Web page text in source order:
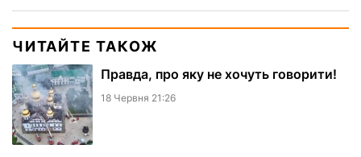
ЧИТАЙТЕ ТАКОЖ
Правда, про яку не хочуть говорити!
18 Червня 21:26